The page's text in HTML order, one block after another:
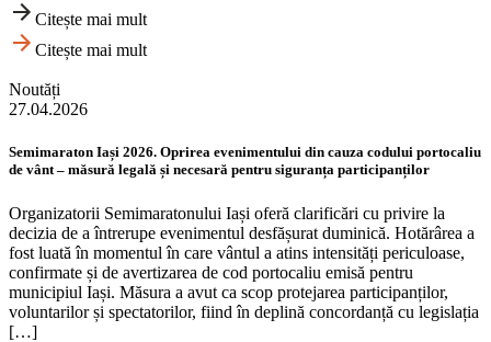
Citește mai mult
Citește mai mult
Noutăți
27.04.2026
Semimaraton Iași 2026. Oprirea evenimentului din cauza codului portocaliu
de vânt – măsură legală și necesară pentru siguranța participanților
Organizatorii Semimaratonului Iași oferă clarificări cu privire la
decizia de a întrerupe evenimentul desfășurat duminică. Hotărârea a
fost luată în momentul în care vântul a atins intensități periculoase,
confirmate și de avertizarea de cod portocaliu emisă pentru
municipiul Iași. Măsura a avut ca scop protejarea participanților,
voluntarilor și spectatorilor, fiind în deplină concordanță cu legislația
[…]